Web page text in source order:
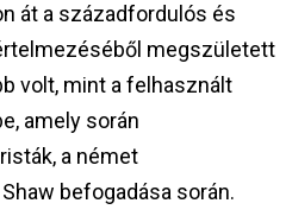
át a századfordulós és
megszületett
volt, mint a felhasznált
amely során
a német
befogadása során.